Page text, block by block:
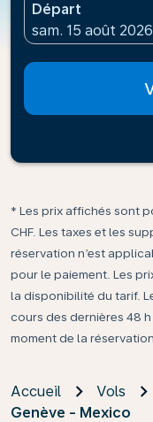
Départ
fc-booking-
sam. 15 août 2026
* Les prix affichés sont
CHF. Les taxes et les
réservation n’est
pour le paiement. Les
la disponibilité du tarif.
cours des dernières 48
moment de la réservation.
Accueil Vols
Genève - Mexico